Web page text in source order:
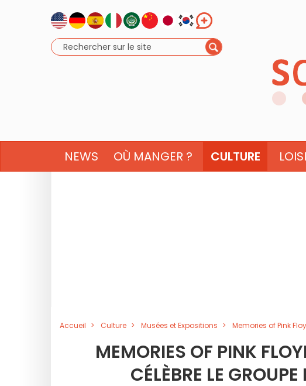
NEWS OÙ MANGER ? CULTURE
Accueil Culture Musées et Expositions Memories of Pink
MEMORIES OF PINK
CÉLÈBRE LE